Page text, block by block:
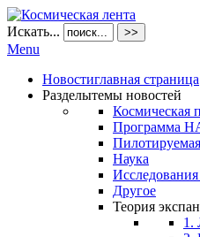
Искать... >>
Menu
Новостиглавная страница
Разделытемы новостей
Космическая
Программа
Наука
Исследования
Другое
Теория
1.